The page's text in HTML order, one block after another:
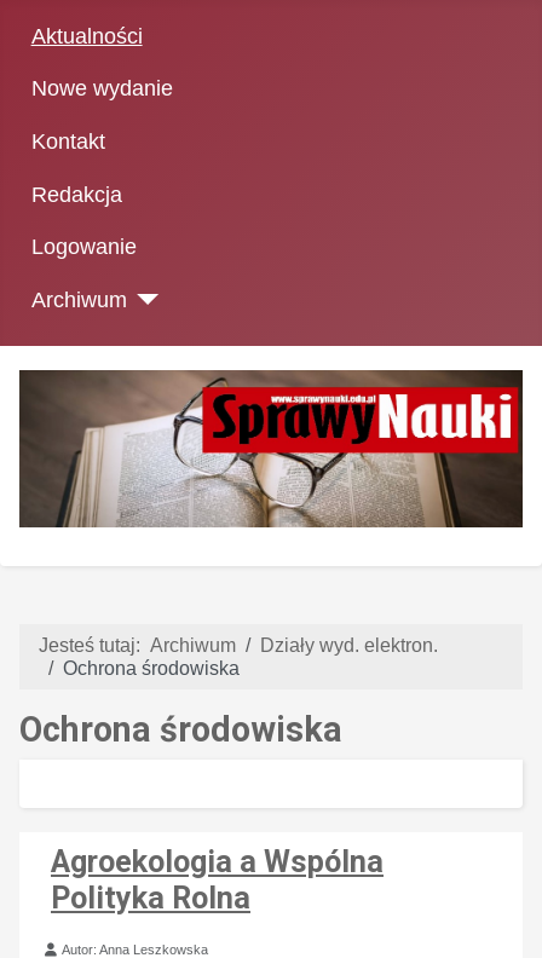
Aktualności
Nowe wydanie
Kontakt
Redakcja
Logowanie
Archiwum
Jesteś tutaj: Archiwum
Działy wyd. elektron.
Ochrona środowiska
Ochrona środowiska
Agroekologia a Wspólna
Polityka Rolna
Szczegóły
Autor:Anna Leszkowska